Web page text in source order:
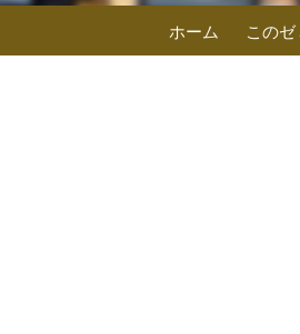
ホーム この